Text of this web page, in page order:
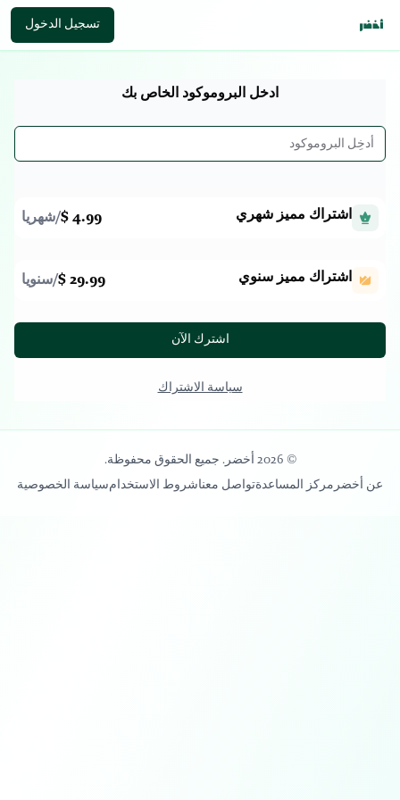
تسجيل الدخول
ادخل البروموكود الخاص بك
اشتراك مميز شهري 4.99 $
/شهريا
اشتراك مميز سنوي 29.99 $
/سنويا
اشترك الآن
سياسة الاشتراك
© 2026 أخضر. جميع الحقوق محفوظة.
عن أخضرمركز المساعدةتواصل معناشروط الاستخدامسياسة الخصوصية